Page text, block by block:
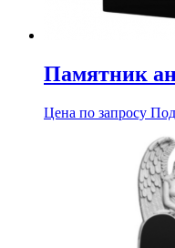
Памятник
Цена по запросу